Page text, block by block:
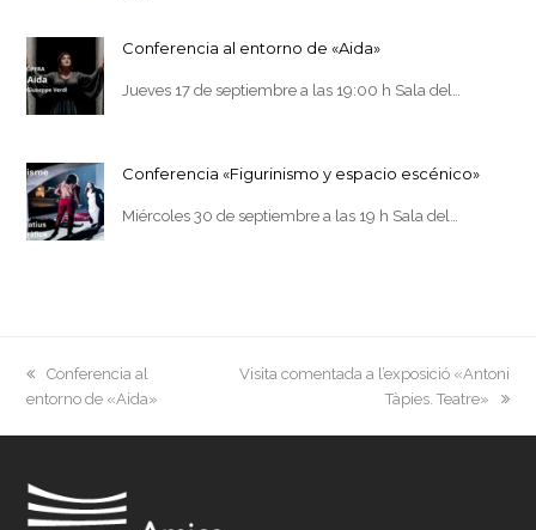
Conferencia al entorno de «Aida»
Jueves 17 de septiembre a las 19:00 h Sala del…
Conferencia «Figurinismo y espacio escénico»
Miércoles 30 de septiembre a las 19 h Sala del…
previous
post:
Conferencia al
entorno de «Aida»
next
Visita comentada a l’exposició «Antoni
Tàpies. Teatre»